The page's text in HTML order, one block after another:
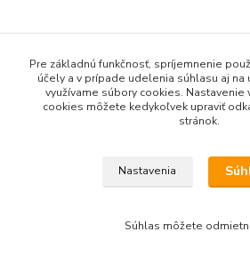
100% bezpečná platba
+421 948 849 899
Pre základnú funkčnosť, spríjemnenie
účely a v prípade udelenia súhlasu aj na
využívame súbory cookies. Nastavenie
cookies môžete kedykoľvek upraviť
stránok.
Nastavenia
Súhlas môžete